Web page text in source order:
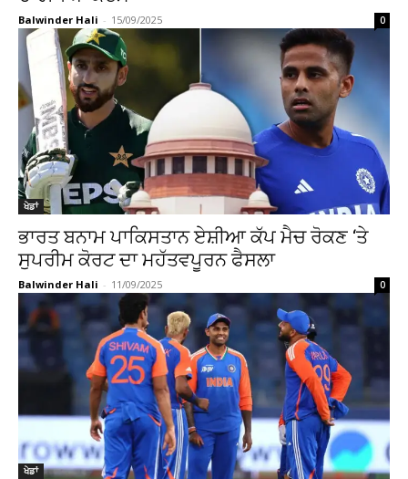
Balwinder Hali - 15/09/2025 0
ਖੇਡਾਂ
ਭਾਰਤ ਬਨਾਮ ਪਾਕਿਸਤਾਨ ਏਸ਼ੀਆ ਕੱਪ ਮੈਚ ਰੋਕਣ ‘ਤੇ
ਸੁਪਰੀਮ ਕੋਰਟ ਦਾ ਮਹੱਤਵਪੂਰਨ ਫੈਸਲਾ
Balwinder Hali - 11/09/2025 0
ਖੇਡਾਂ